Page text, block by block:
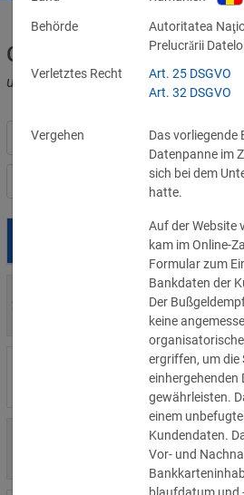
Geldbußen für DSGVO-
und für Verletzungen anderer
Nach Land filtern
Bußgeld
29.07.2026
700 €
»Details
1.715.600 €
»Details
6.358 €
»Details
Behörde
Autoritatea
Prelucrării
Verletztes Recht
Art. 25 DSGVO
Art. 32 DSGVO
Vergehen
Das vorliegende
Datenpanne im
sich bei dem
hatte.
Auf der Website
kam im Online-
Formular zum
Bankdaten der
Der
keine
ergriffen, um die
einhergehenden
gewährleisten.
einem
Kundendaten.
Vor- und